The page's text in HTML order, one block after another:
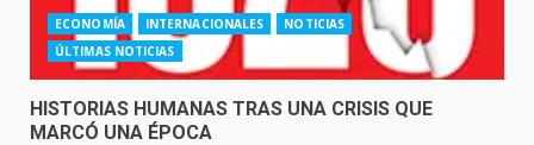
ECONOMÍA INTERNACIONALES
NOTICIAS
ÚLTIMAS NOTICIAS
HISTORIAS HUMANAS TRAS UNA CRISIS QUE
MARCÓ UNA ÉPOCA